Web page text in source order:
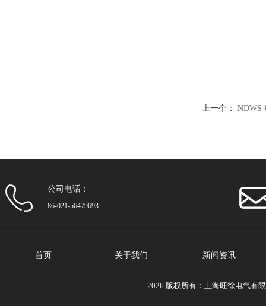
上一个：
公司电话：
86-021-56479693
首页 关于我们 新闻资讯
2026 版权所有：上海旺徐电气有